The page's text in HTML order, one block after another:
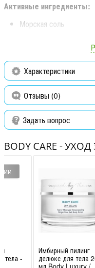
Активные ингредиенты:
Морская соль
Масла миндаля,
Имбирь
Витамин Е
Характеристики
Отзывы (0)
Задать вопрос
BODY CARE -
тела -
Имбирный пилинг
делюкс для тела